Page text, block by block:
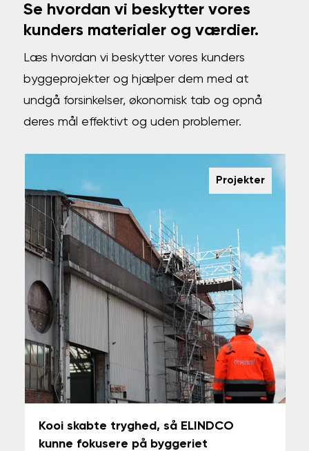
Se hvordan vi beskytter vores
kunders materialer og værdier.
Læs hvordan vi beskytter vores kunders
byggeprojekter og hjælper dem med at
undgå forsinkelser, økonomisk tab og opnå
deres mål effektivt og uden problemer.
Projekter
Kooi skabte tryghed, så ELINDCO
kunne fokusere på byggeriet